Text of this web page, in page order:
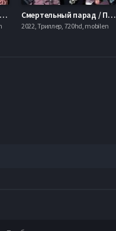
/ Смертельный кадр (2014) Смертельный парад / Парад смерти / Шествие смерти (2015)
2022, Триллер, 720hd, mobilen